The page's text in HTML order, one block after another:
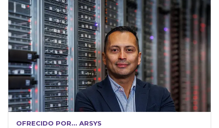
OFRECIDO POR... ARSYS